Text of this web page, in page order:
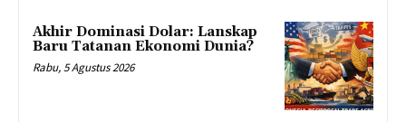
Akhir Dominasi Dolar: Lanskap
Baru Tatanan Ekonomi Dunia?
Rabu, 5 Agustus 2026